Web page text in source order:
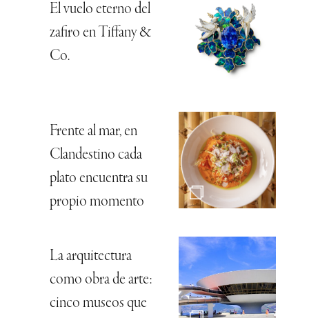
El vuelo eterno del
zafiro en Tiffany &
Co.
Frente al mar, en
Clandestino cada
plato encuentra su
propio momento
La arquitectura
como obra de arte:
cinco museos que